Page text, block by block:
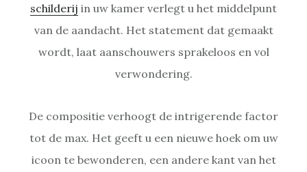
schilderij in uw kamer verlegt u het middelpunt
van de aandacht. Het statement dat gemaakt
wordt, laat aanschouwers sprakeloos en vol
verwondering.
De compositie verhoogt de intrigerende factor
tot de max. Het geeft u een nieuwe hoek om uw
icoon te bewonderen, een andere kant van het